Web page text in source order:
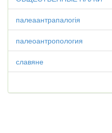
палеаантрапалогія
палеоантропология
славяне